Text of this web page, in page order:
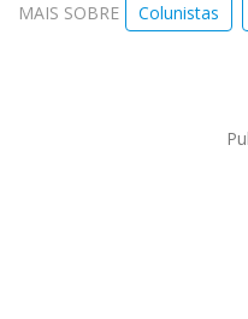
MAIS SOBRE Colunistas